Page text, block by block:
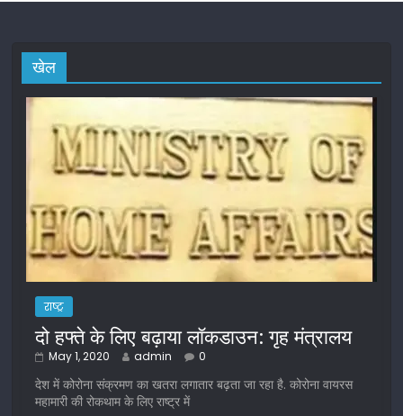
खेल
राष्ट्र
दो हफ्ते के लिए बढ़ाया लॉकडाउन: गृह मंत्रालय
May 1, 2020 admin 0
देश में कोरोना संक्रमण का खतरा लगातार बढ़ता जा रहा है. कोरोना वायरस
महामारी की रोकथाम के लिए राष्ट्र में